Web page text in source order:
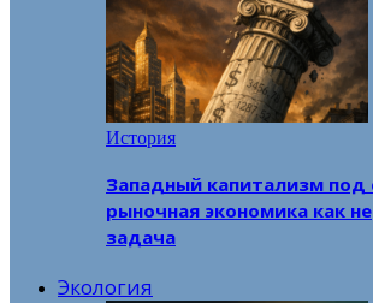
История
Западный капитализм под
рыночная экономика как
задача
Экология